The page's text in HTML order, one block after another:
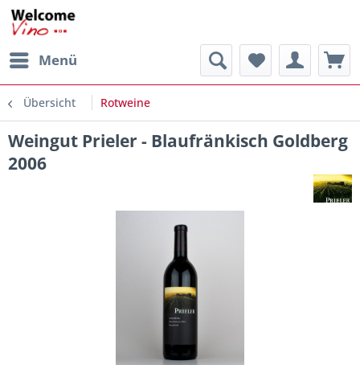
Menü
Übersicht Rotweine
Weingut Prieler - Blaufränkisch Goldberg
2006